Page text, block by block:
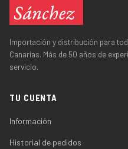
Importación y distribución para
Canarias. Más de 50 años de
servicio.
TU CUENTA
Información
Historial de pedidos